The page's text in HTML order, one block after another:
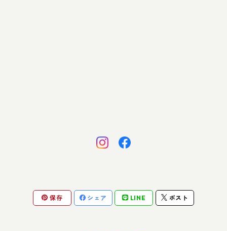
保存 シェア LINE ポスト